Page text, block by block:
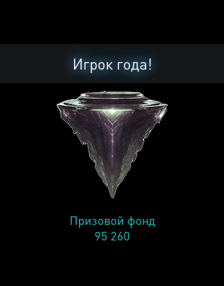
Игрок года!
Призовой фонд
95 260